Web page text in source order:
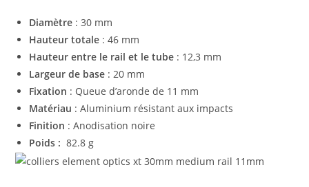
Diamètre : 30 mm
Hauteur totale : 46 mm
Hauteur entre le rail et le tube : 12,3 mm
Largeur de base : 20 mm
Fixation : Queue d’aronde de 11 mm
Matériau : Aluminium résistant aux impacts
Finition : Anodisation noire
Poids : 82.8 g